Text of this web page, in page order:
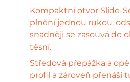
Kompaktní otvor Slide-
plnění jednou rukou,
snadněji se zasouvá do
těsní.
Středová přepážka a
profil a zároveň přenáší